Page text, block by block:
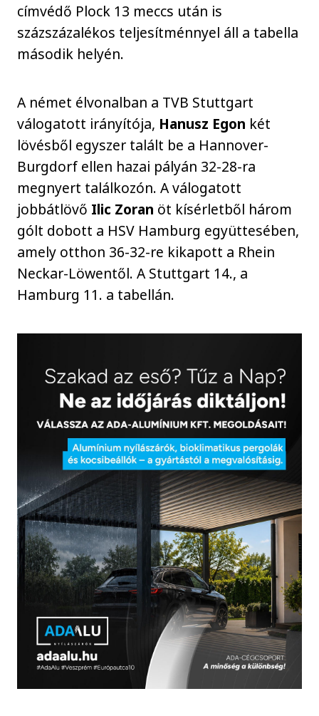
címvédő Plock 13 meccs után is
százszázalékos teljesítménnyel áll a tabella
második helyén.
A német élvonalban a TVB Stuttgart
válogatott irányítója, Hanusz Egon két
lövésből egyszer talált be a Hannover-
Burgdorf ellen hazai pályán 32-28-ra
megnyert találkozón. A válogatott
jobbátlövő Ilic Zoran öt kísérletből három
gólt dobott a HSV Hamburg együttesében,
amely otthon 36-32-re kikapott a Rhein
Neckar-Löwentől. A Stuttgart 14., a
Hamburg 11. a tabellán.